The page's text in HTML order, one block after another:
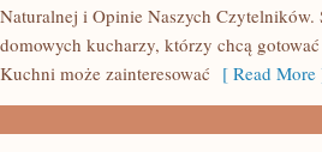
Naturalnej i Opinie Naszych Czytelników.
domowych kucharzy, którzy chcą
Kuchni może zainteresować [ Read More